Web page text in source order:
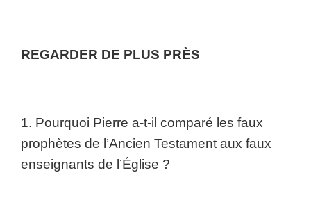
REGARDER DE PLUS PRÈS
1. Pourquoi Pierre a-t-il comparé les faux
prophètes de l’Ancien Testament aux faux
enseignants de l’Église ?